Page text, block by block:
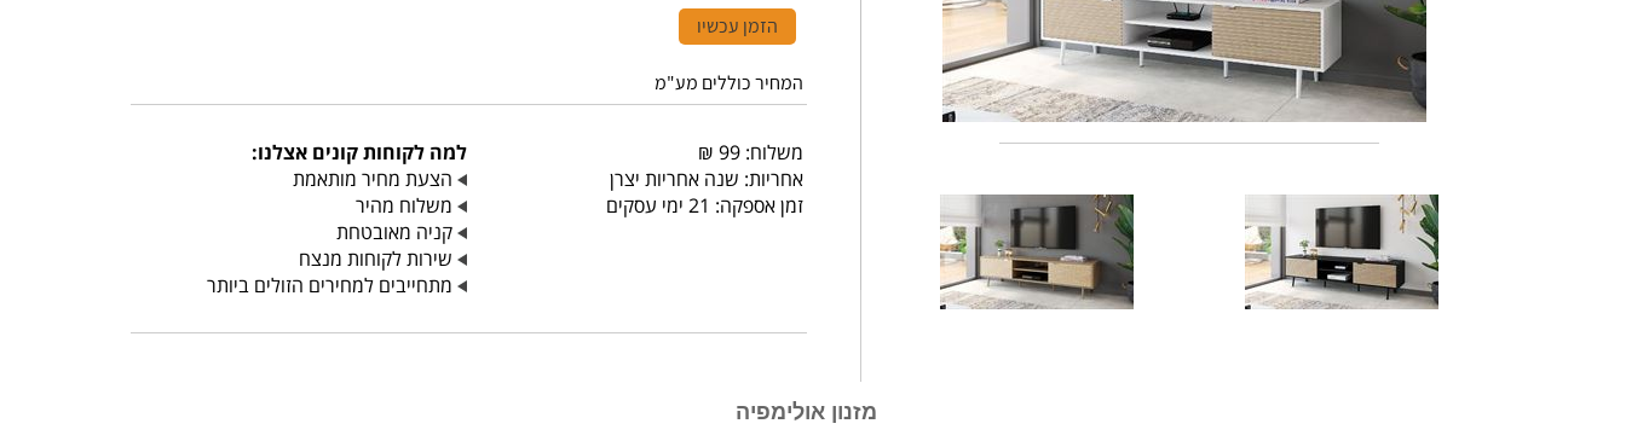
הזמן עכשיו
המחיר כוללים מע"מ
משלוח: 99 ₪
אחריות: שנה אחריות יצרן
זמן אספקה: 21 ימי עסקים
למה לקוחות קונים אצלנו:
הצעת מחיר מותאמת
משלוח מהיר
קניה מאובטחת
שירות לקוחות מנצח
מתחייבים למחירים הזולים ביותר
מזנון אולימפיה